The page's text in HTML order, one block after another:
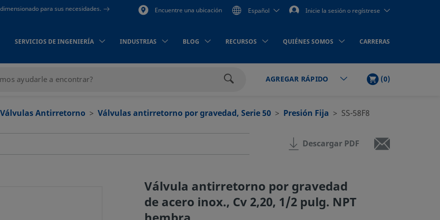
para sus necesidades. Encuentre una ubicación Español Inicie la sesión o regístrese
SERVICIOS DE INGENIERÍA INDUSTRIAS BLOG RECURSOS QUIÉNES SOMOS CARRERAS
AGREGAR RÁPIDO
LISTA
DE
(0)PRODUCTOS
Válvulas Antirretorno Válvulas antirretorno por gravedad, Serie 50 Presión Fija SS-58F8
Descargar PDF
Válvula antirretorno por gravedad
de acero inox., Cv 2,20, 1/2 pulg. NPT